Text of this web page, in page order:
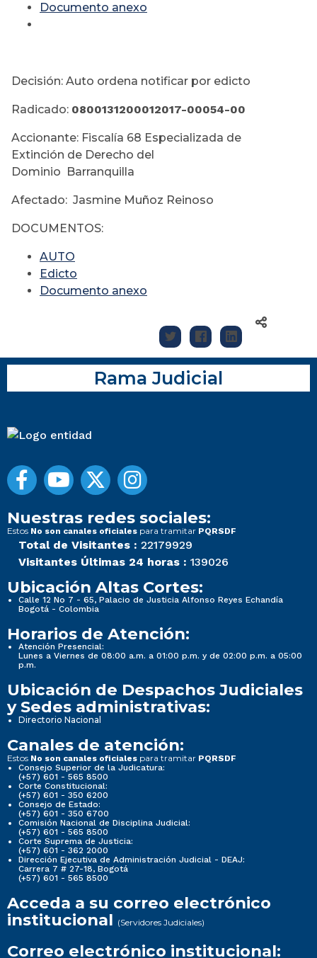
Documento anexo
Decisión: Auto ordena notificar por edicto
Radicado: 0800131200012017-00054-00
Accionante: Fiscalía 68 Especializada de
Extinción de Derecho del
Dominio Barranquilla
Afectado: Jasmine Muñoz Reinoso
DOCUMENTOS:
AUTO
Edicto
Documento anexo
Rama Judicial
Nuestras redes sociales:
Estos No son canales oficiales para tramitar PQRSDF
Total de Visitantes : 22179929
Visitantes Últimas 24 horas : 139026
Ubicación Altas Cortes:
Calle 12 No 7 - 65, Palacio de Justicia Alfonso Reyes Echandía
Bogotá - Colombia
Horarios de Atención:
Atención Presencial:
Lunes a Viernes de 08:00 a.m. a 01:00 p.m. y de 02:00 p.m. a 05:00
p.m.
Ubicación de Despachos Judiciales
y Sedes administrativas:
Directorio Nacional
Canales de atención:
Estos No son canales oficiales para tramitar PQRSDF
Consejo Superior de la Judicatura:
(+57) 601 - 565 8500
Corte Constitucional:
(+57) 601 - 350 6200
Consejo de Estado:
(+57) 601 - 350 6700
Comisión Nacional de Disciplina Judicial:
(+57) 601 - 565 8500
Corte Suprema de Justicia:
(+57) 601 - 362 2000
Dirección Ejecutiva de Administración Judicial - DEAJ:
Carrera 7 # 27-18, Bogotá
(+57) 601 - 565 8500
Acceda a su correo electrónico
institucional (Servidores Judiciales)
Correo electrónico institucional: